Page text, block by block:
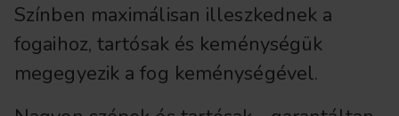
Színben maximálisan illeszkednek a
fogaihoz, tartósak és keménységük
megegyezik a fog keménységével.